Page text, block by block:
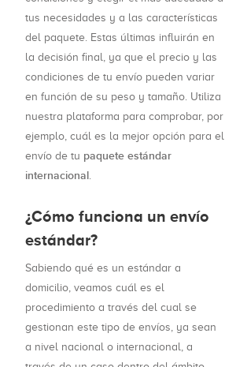
tus necesidades y a las características
del paquete. Estas últimas influirán en
la decisión final, ya que el precio y las
condiciones de tu envío pueden variar
en función de su peso y tamaño. Utiliza
nuestra plataforma para comprobar, por
ejemplo, cuál es la mejor opción para el
envío de tu paquete estándar
internacional.
¿Cómo funciona un envío
estándar?
Sabiendo qué es un estándar a
domicilio, veamos cuál es el
procedimiento a través del cual se
gestionan este tipo de envíos, ya sean
a nivel nacional o internacional, a